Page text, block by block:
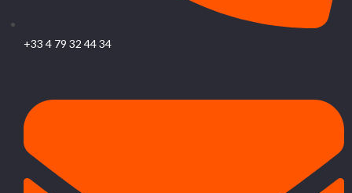
+33 4 79 32 44 34